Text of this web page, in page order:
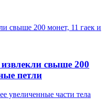
свыше 200 монет, 11 гаек и
свыше 200
петли
увеличенные части тела